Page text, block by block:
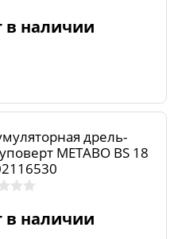
в наличии
дрель-
METABO BS 18
в наличии